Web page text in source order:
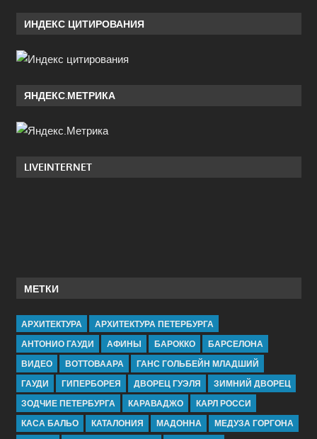
ИНДЕКС ЦИТИРОВАНИЯ
ЯНДЕКС.МЕТРИКА
LIVEINTERNET
МЕТКИ
АРХИТЕКТУРА
АРХИТЕКТУРА ПЕТЕРБУРГА
АНТОНИО ГАУДИ
АФИНЫ БАРОККО
БАРСЕЛОНА
ВИДЕО
ВОТТОВААРА
ГАНС ГОЛЬБЕЙН МЛАДШИЙ
ГАУДИ
ГИПЕРБОРЕЯ ДВОРЕЦ ГУЭЛЯ
ЗИМНИЙ ДВОРЕЦ
ЗОДЧИЕ ПЕТЕРБУРГА
КАРАВАДЖО
КАРЛ РОССИ
КАСА БАЛЬО
КАТАЛОНИЯ МАДОННА
МЕДУЗА ГОРГОНА